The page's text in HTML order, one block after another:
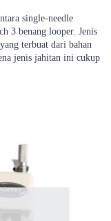
single-needle
3 benang looper. Jenis
terbuat dari bahan
jenis jahitan ini cukup